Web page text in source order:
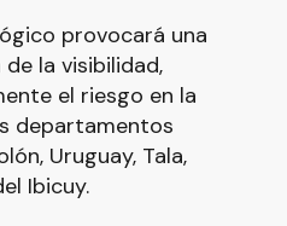
provocará una
la visibilidad,
el riesgo en la
departamentos
Uruguay, Tala,
Ibicuy.